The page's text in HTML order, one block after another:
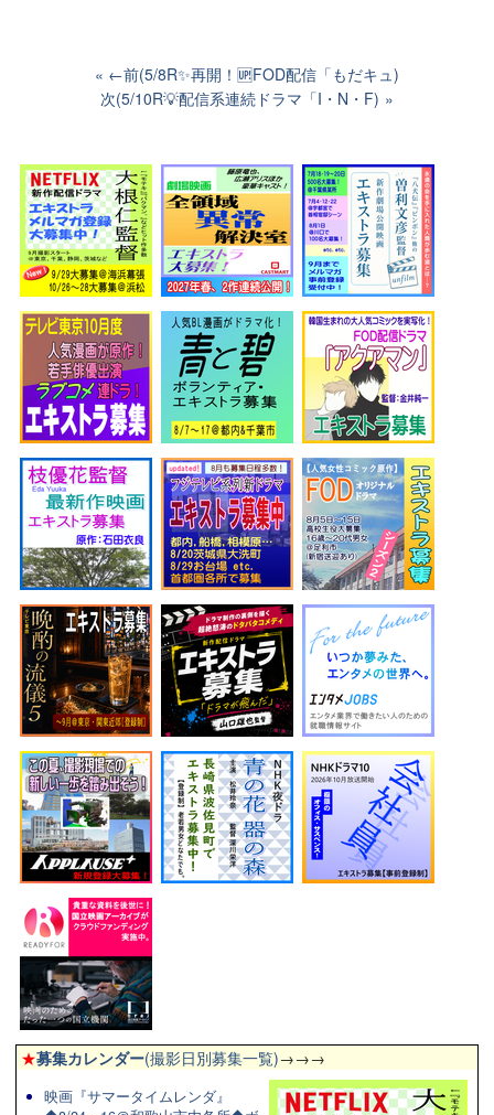
←前(5/8R✨️再開！🆙FOD配信「もだキュ)
次(5/10R💡配信系連続ドラマ「I・N・F)
★募集カレンダー(撮影日別募集一覧)→→→
映画『サマータイムレンダ』